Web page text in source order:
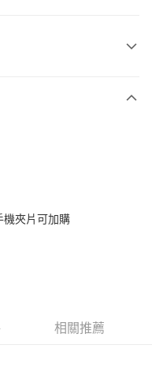
機夾片可加購
相關推薦